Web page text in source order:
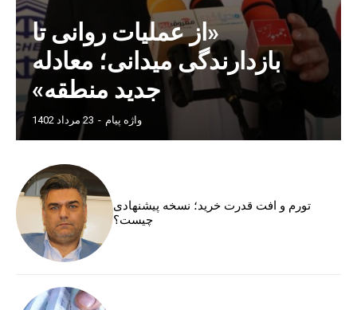
«از عملیات روانی تا
بازدارندگی میدانی؛ معادله
جدید منطقه»
واژه پیام - 23 مرداد 1402
تورم و افت قدرت خرید؛ نسخه پیشنهادی
چیست؟